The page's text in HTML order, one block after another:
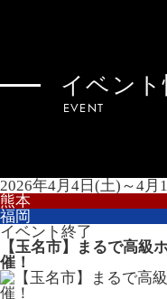
イベント
EVENT
2026年4月4日(土)～4月
熊本
福岡
イベント終了
【玉名市】まるで高級
催！